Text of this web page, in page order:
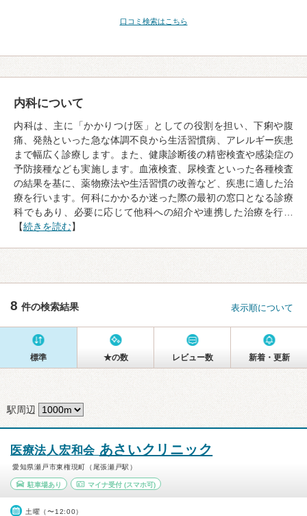
口コミ検索はこちら
内科について
内科は、主に「かかりつけ医」としての役割を担い、下痢や腹
痛、発熱といった急な体調不良から生活習慣病、アレルギー疾患
まで幅広く診療します。また、健康診断後の精密検査や感染症の
予防接種なども実施します。血液検査、尿検査といった各種検査
の結果を基に、薬物療法や生活習慣の改善など、疾患に適した治
療を行います。何科にかかるか迷った際の最初の窓口となる診療
科でもあり、必要に応じて他科への紹介や連携した治療を行…
【続きを読む】
8 件の検索結果 表示順について
標準 ★の数 レビュー数 新着・更新
駅周辺
医療法人宏和会 あさいクリニック
愛知県瀬戸市東権現町（尾張瀬戸駅）
駐車場あり マイナ受付(スマホ可)
土曜（〜12:00）